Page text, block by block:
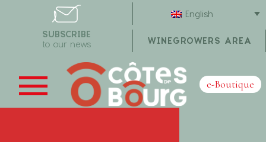
English
WINEGROWERS AREA
SUBSCRIBE
to our news
e-Boutique